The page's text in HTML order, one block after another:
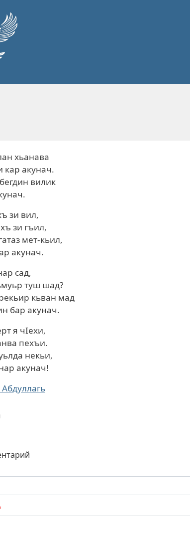
хьанава
кар акунач.
вилик
зи вил,
зи гъил,
мет-кьил,
акунач.
сад,
туш шад?
кьван мад
бар акунач.
я чIехи,
пехъи.
некьи,
акунач!